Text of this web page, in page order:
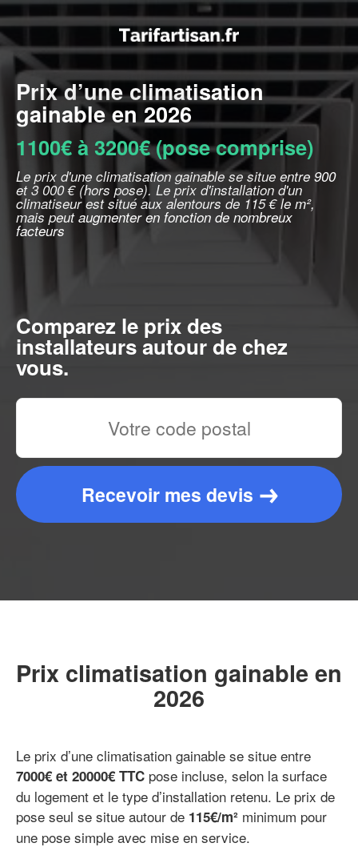
Prix d’une climatisation
gainable en 2026
1100€ à 3200€ (pose comprise)
Le prix d'une climatisation gainable se situe entre 900
et 3 000 € (hors pose). Le prix d'installation d'un
climatiseur est situé aux alentours de 115 € le m²,
mais peut augmenter en fonction de nombreux
facteurs
Comparez le prix des
installateurs autour de chez
vous.
Recevoir mes devis
Prix climatisation gainable en
2026
Le prix d’une climatisation gainable se situe entre
7000€ et 20000€ TTC pose incluse, selon la surface
du logement et le type d’installation retenu. Le prix de
pose seul se situe autour de 115€/m² minimum pour
une pose simple avec mise en service.